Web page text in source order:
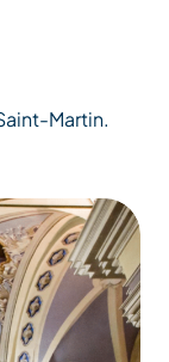
Martin.